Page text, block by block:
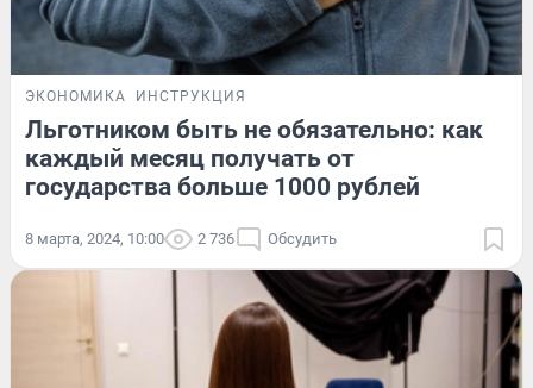
ЭКОНОМИКА ИНСТРУКЦИЯ
Льготником быть не обязательно: как
каждый месяц получать от
государства больше 1000 рублей
8 марта, 2024, 10:00 2 736 Обсудить